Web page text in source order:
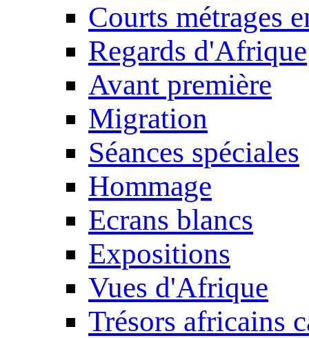
Courts métrages
Regards d'Afrique
Avant première
Migration
Séances spéciales
Hommage
Ecrans blancs
Expositions
Vues d'Afrique
Trésors africains